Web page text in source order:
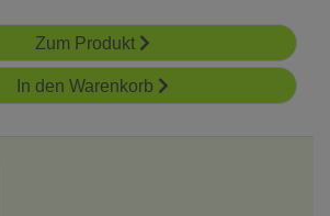
Zum Produkt
In den Warenkorb